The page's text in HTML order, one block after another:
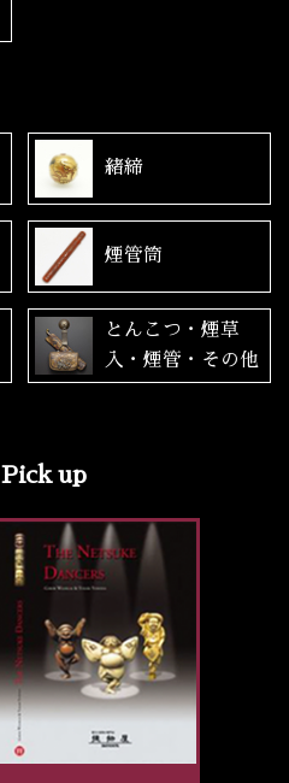
緒締
煙管筒
とんこつ・煙草
入・煙管・その他
Pick up